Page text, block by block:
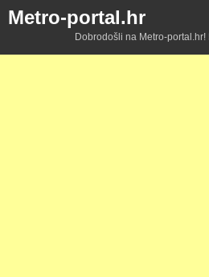
Metro-portal.hr
Dobrodošli na Metro-portal.hr!